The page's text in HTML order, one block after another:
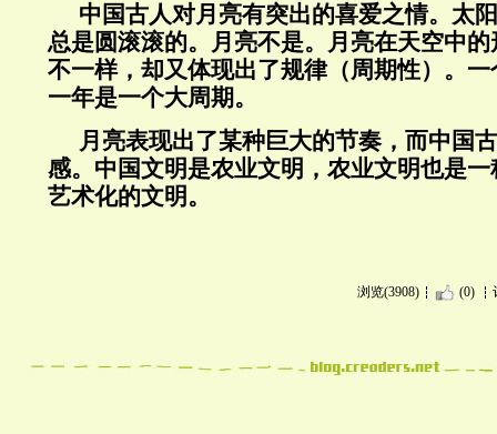
中国古人对月亮有突出的喜爱之情。太
总是圆滚滚的。月亮不是。月亮在天空中
不一样，却又体现出了规律（周期性）。
一年是一个大周期。
月亮表现出了某种巨大的节奏，而中国
感。中国文明是农业文明，农业文明也是
艺术化的文明。
浏览(3908) (0)